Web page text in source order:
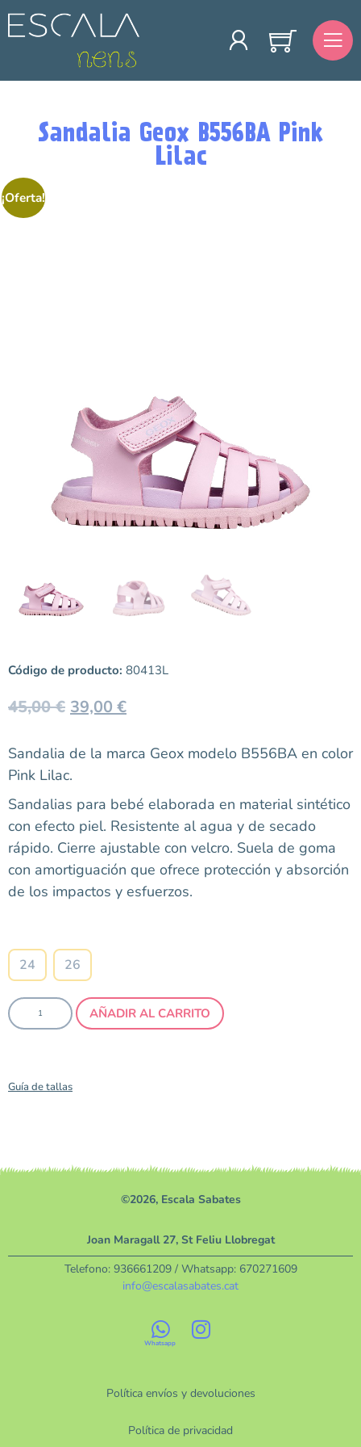
Sandalia Geox B556BA Pink
Lilac
¡Oferta!
Código de producto: 80413L
45,00€ 39,00 €
Sandalia de la marca Geox modelo B556BA en color
Pink Lilac.
Sandalias para bebé elaborada en material sintético
con efecto piel. Resistente al agua y de secado
rápido. Cierre ajustable con velcro. Suela de goma
con amortiguación que ofrece protección y absorción
de los impactos y esfuerzos.
24 26
AÑADIR AL CARRITO
Guía de tallas
©2026, Escala Sabates
Política envíos y devoluciones
Política de privacidad
Joan Maragall 27, St Feliu Llobregat
Telefono: 936661209/ Whatsapp: 670271609
info@escalasabates.cat